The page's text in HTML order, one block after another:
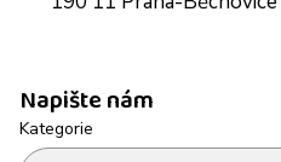
Napište nám
Kategorie